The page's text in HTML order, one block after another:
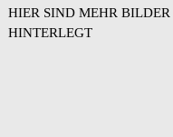
HIER SIND MEHR BILDER
HINTERLEGT